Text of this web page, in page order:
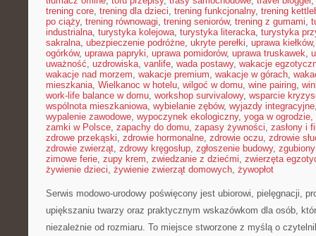
trening core, trening dla dzieci, trening funkcjonalny, trening
po ciąży, trening równowagi, trening seniorów, trening z gumami,
industrialna, turystyka kolejowa, turystyka literacka, turystyka
sakralna, ubezpieczenie podróżne, ukryte perełki, uprawa kiełków
ogórków, uprawa papryki, uprawa pomidorów, uprawa truskawek,
uważność, uzdrowiska, vanlife, wada postawy, wakacje
wakacje nad morzem, wakacje premium, wakacje w górach,
mieszkania, Wielkanoc w hotelu, wilgoć w domu, wine pairing,
work-life balance w domu, workshop survivalowy, wsparcie
wspólnota mieszkaniowa, wybielanie zębów, wyjazdy integracyjne
wypalenie zawodowe, wypoczynek ekologiczny, yoga w ogrodzie,
zamki w Polsce, zapachy do domu, zapasy żywności, zasłony i
zdrowe przekąski, zdrowie hormonalne, zdrowie oczu, zdrowie
zdrowie zwierząt, zdrowy kręgosłup, zgłoszenie budowy,
zimowe ferie, zupy krem, zwiedzanie z dziećmi, zwierzęta
żywienie dzieci, żywienie zwierząt domowych, żywopłot
Serwis modowo-urodowy poświęcony jest ubiorowi, pielęgnacji,
upiększaniu twarzy oraz praktycznym wskazówkom dla osób,
niezależnie od rozmiaru. To miejsce stworzone z myślą o